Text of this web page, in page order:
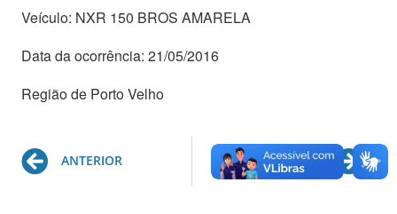
Veículo: NXR 150 BROS AMARELA
Data da ocorrência: 21/05/2016
Região de Porto Velho
Prev
ANTERIOR PRÓXIMO